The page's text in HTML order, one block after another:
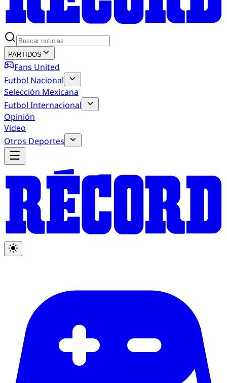
PARTIDOS
Fans United
Futbol Nacional
Selección Mexicana
Futbol Internacional
Opinión
Video
Otros Deportes